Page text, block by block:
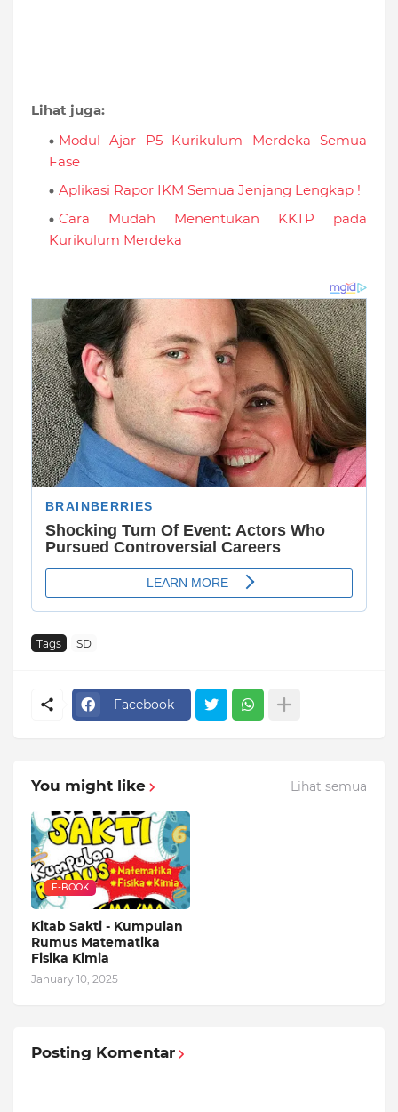
Lihat juga:
Modul Ajar P5 Kurikulum Merdeka Semua
Fase
Aplikasi Rapor IKM Semua Jenjang Lengkap !
Cara Mudah Menentukan KKTP pada
Kurikulum Merdeka
Tags SD
Facebook
You might like Lihat semua
E-BOOK
Kitab Sakti - Kumpulan
Rumus Matematika
Fisika Kimia
January 10, 2025
Posting Komentar